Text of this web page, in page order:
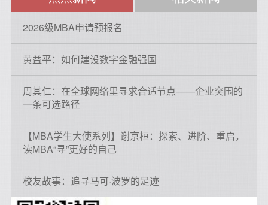
2026级MBA申请预报名
黄益平：如何建设数字金融强国
周其仁：在全球网络里寻求合适节点——企业突围的
一条可选路径
【MBA学生大使系列】谢京桓：探索、进阶、重启，
读MBA“寻”更好的自己
校友故事：追寻马可·波罗的足迹